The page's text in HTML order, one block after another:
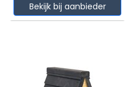
Bekijk bij aanbieder